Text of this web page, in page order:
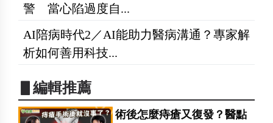
警 當心陷過度自...
AI陪病時代2／AI能助力醫病溝通？專家解
析如何善用科技...
▋編輯推薦
術後怎麼痔瘡又復發？醫點